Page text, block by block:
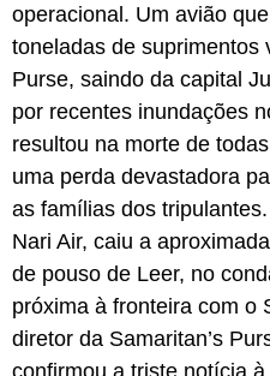
operacional. Um avião
toneladas de suprimentos
Purse, saindo da capital
por recentes inundações
resultou na morte de
uma perda devastadora
as famílias dos
Nari Air, caiu a
de pouso de Leer, no
próxima à fronteira com o
diretor da Samaritan’s
confirmou a triste notícia